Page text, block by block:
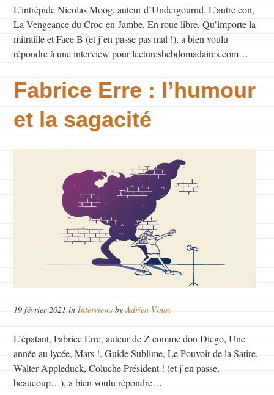
L’intrépide Nicolas Moog, auteur d’Undergournd, L’autre con,
La Vengeance du Croc-en-Jambe, En roue libre, Qu’importe la
mitraille et Face B (et j’en passe pas mal !), a bien voulu
répondre à une interview pour lectureshebdomadaires.com…
Fabrice Erre : l’humour
et la sagacité
19 février 2021 inInterviews byAdrien Vinay
L’épatant, Fabrice Erre, auteur de Z comme don Diego, Une
année au lycée, Mars !, Guide Sublime, Le Pouvoir de la Satire,
Walter Appleduck, Coluche Président ! (et j’en passe,
beaucoup…), a bien voulu répondre…